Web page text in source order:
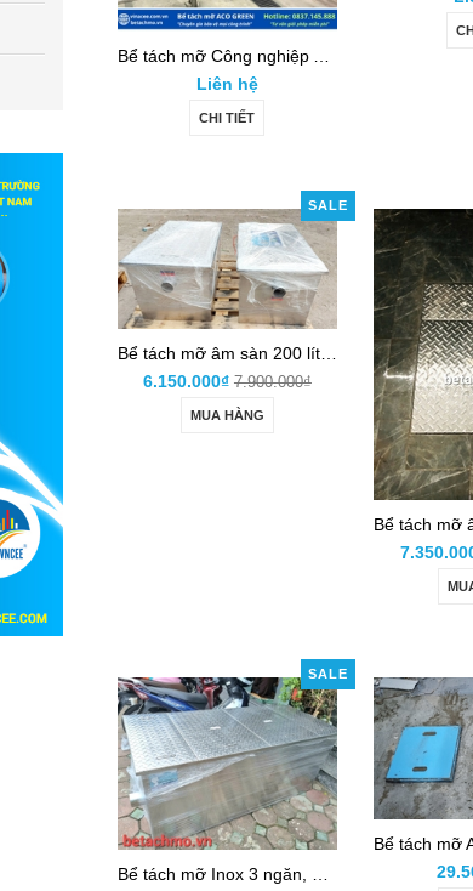
Liên hệ
CHI TIẾT
SALE
Bể tách mỡ âm sàn 200 lít (Inox SUS304) Bảo hành 2 năm
6.150.000₫ 7.900.000₫
MUA HÀNG
SALE